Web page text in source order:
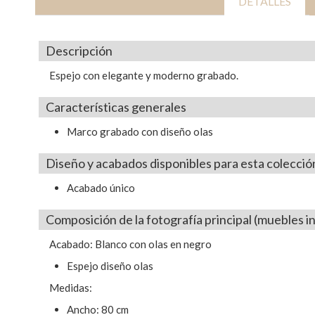
Descripción
Espejo con elegante y moderno grabado.
Características generales
Marco grabado con diseño olas
Diseño y acabados disponibles para esta
Acabado único
Composición de la fotografía principal (muebles
Acabado: Blanco con olas en negro
Espejo diseño olas
Medidas:
Ancho: 80 cm